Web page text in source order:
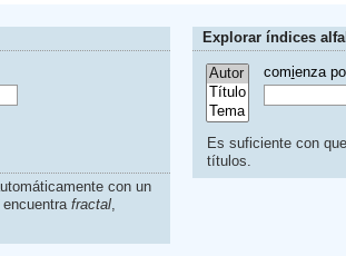
con un
fractal,
Explorar índices
comienza
Es suficiente con
títulos.